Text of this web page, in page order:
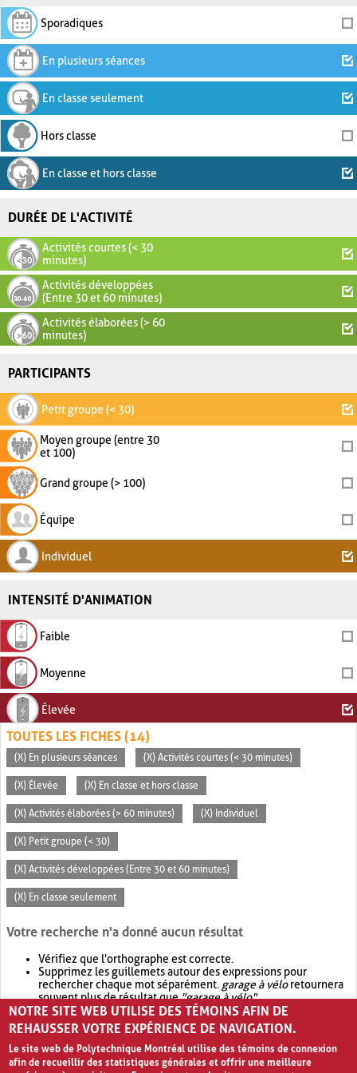
Sporadiques
En plusieurs séances
En classe seulement
Hors classe
En classe et hors classe
DURÉE DE L'ACTIVITÉ
Activités courtes (< 30
minutes)
Activités développées
(Entre 30 et 60 minutes)
Activités élaborées (> 60
minutes)
PARTICIPANTS
Petit groupe (< 30)
Moyen groupe (entre 30
et 100)
Grand groupe (> 100)
Équipe
Individuel
INTENSITÉ D'ANIMATION
Faible
Moyenne
Élevée
TOUTES LES FICHES (14)
(X) En plusieurs séances (X) Activités courtes (< 30 minutes)
(X) Élevée (X) En classe et hors classe
(X) Activités élaborées (> 60 minutes) (X) Individuel
(X) Petit groupe (< 30)
(X) Activités développées (Entre 30 et 60 minutes)
(X) En classe seulement
Votre recherche n'a donné aucun résultat
Vérifiez que l'orthographe est correcte.
Supprimez les guillemets autour des expressions pour
rechercher chaque mot séparément. garage à véloretournera
souvent plus de résultat que"garage à vélo".
Envisagez d'élargir votre recherche avec OR.garage OR vélo
retournera souvent plus de résultat quegarage à vélo
NOTRE SITE WEB UTILISE DES TÉMOINS AFIN DE
REHAUSSER VOTRE EXPÉRIENCE DE NAVIGATION.
Le site web de Polytechnique Montréal utilise des témoins de connexion
afin de recueillir des statistiques générales et offrir une meilleure